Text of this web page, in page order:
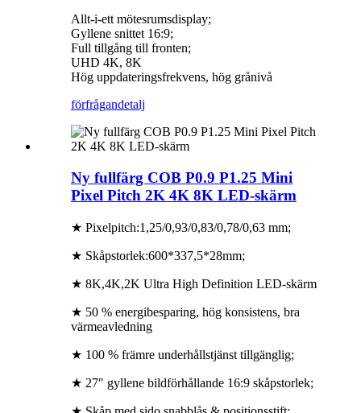
Allt-i-ett mötesrumsdisplay;
Gyllene snittet 16:9;
Full tillgång till fronten;
UHD 4K, 8K
Hög uppdateringsfrekvens, hög grånivå
förfrågandetalj
Ny fullfärg COB P0.9 P1.25 Mini
Pixel Pitch 2K 4K 8K LED-skärm
★ Pixelpitch:1,25/0,93/0,83/0,78/0,63 mm;
★ Skåpstorlek:600*337,5*28mm;
★ 8K,4K,2K Ultra High Definition LED-skärm
★ 50 % energibesparing, hög konsistens, bra
värmeavledning
★ 100 % främre underhållstjänst tillgänglig;
★ 27″ gyllene bildförhållande 16:9 skåpstorlek;